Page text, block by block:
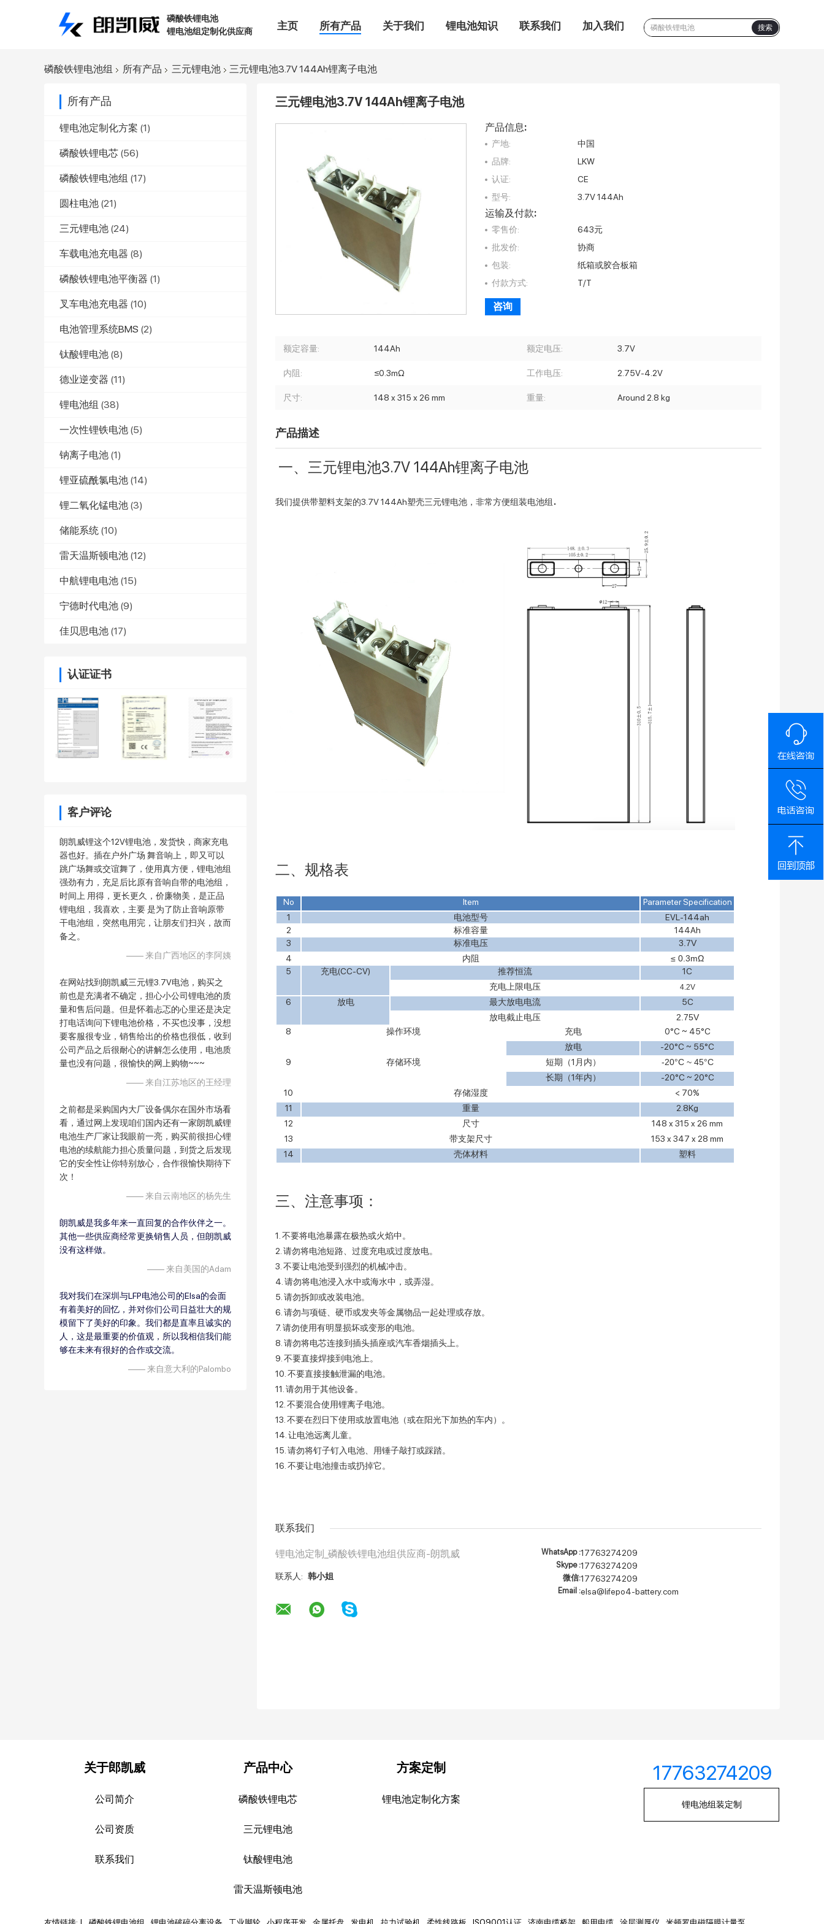
磷酸铁锂电池
锂电池组定制化供应商
主页 所有产品 关于我们 锂电池知识 联系我们 加入我们 搜索
磷酸铁锂电池组 所有产品 三元锂电池 三元锂电池3.7V 144Ah锂离子电池
所有产品
锂电池定制化方案 (1)
磷酸铁锂电芯 (56)
磷酸铁锂电池组 (17)
圆柱电池 (21)
三元锂电池 (24)
车载电池充电器 (8)
磷酸铁锂电池平衡器 (1)
叉车电池充电器 (10)
电池管理系统BMS (2)
钛酸锂电池 (8)
德业逆变器 (11)
锂电池组 (38)
一次性锂铁电池 (5)
钠离子电池 (1)
锂亚硫酰氯电池 (14)
锂二氧化锰电池 (3)
储能系统 (10)
雷天温斯顿电池 (12)
中航锂电电池 (15)
宁德时代电池 (9)
佳贝思电池 (17)
认证证书
客户评论
朗凯威锂这个12V锂电池，发货快，商家充电
器也好。插在户外广场 舞音响上，即又可以
跳广场舞或交谊舞了，使用真方便，锂电池组
强劲有力，充足后比原有音响自带的电池组，
时间上 用得，更长更久，价廉物美，是正品
锂电组，我喜欢，主要 是为了防止音响原带
干电池组，突然电用完，让朋友们扫兴，故而
备之。
—— 来自广西地区的李阿姨
在网站找到朗凯威三元锂3.7V电池，购买之
前也是充满者不确定，担心小公司锂电池的质
量和售后问题。但是怀着忐忑的心里还是决定
打电话询问下锂电池价格，不买也没事，没想
要客服很专业，销售给出的价格也很低，收到
公司产品之后很耐心的讲解怎么使用，电池质
量也没有问题，很愉快的网上购物~~~
—— 来自江苏地区的王经理
之前都是采购国内大厂设备偶尔在国外市场看
看，通过网上发现咱们国内还有一家朗凯威锂
电池生产厂家让我眼前一亮，购买前很担心锂
电池的续航能力担心质量问题，到货之后发现
它的安全性让你特别放心，合作很愉快期待下
次！
—— 来自云南地区的杨先生
朗凯威是我多年来一直回复的合作伙伴之一。
其他一些供应商经常更换销售人员，但朗凯威
没有这样做。
—— 来自美国的Adam
我对我们在深圳与LFP电池公司的Elsa的会面
有着美好的回忆，并对你们公司日益壮大的规
模留下了美好的印象。我们都是直率且诚实的
人，这是最重要的价值观，所以我相信我们能
够在未来有很好的合作或交流。
—— 来自意大利的Palombo
三元锂电池3.7V 144Ah锂离子电池
产品信息:
产地:
中国
品牌:
LKW
认证:
CE
型号:
3.7V 144Ah
运输及付款:
零售价:
643元
批发价:
协商
包装:
纸箱或胶合板箱
付款方式:
T/T
咨询
额定容量: 144Ah 额定电压: 3.7V
内阻: ≤0.3mΩ 工作电压: 2.75V-4.2V
尺寸: 148 x 315 x 26 mm 重量: Around 2.8 kg
产品描述
一、三元锂电池3.7V 144Ah锂离子电池
我们提供带塑料支架的3.7V 144Ah塑壳三元锂电池，非常方便组装电池组 .
二、规格表
No Item
Parameter Specification
1
电池型号
EVL-144ah
2
标准容量
144Ah
3
标准电压
3.7V
4
内阻
≤ 0.3mΩ
5
充电(CC-CV) 推荐恒流
1C
充电上限电压
4.2V
6 放电 最大放电电流
5C
放电截止电压
2.75V
8
操作环境 充电
0°C ~ 45°C
放电
-20°C ~ 55°C
9
存储环境 短期（1 月内）
-20°C ~ 45°C
长期（1年内）
-20°C ~ 20°C
10
存储湿度
< 70%
11
重量
2.8Kg
12
尺寸
148 x 315 x 26 mm
13
带支架尺寸
153 x 347 x 28 mm
14
壳体材料 塑料
三、注意事项：
1. 不要将电池暴露在极热或火焰中。
2. 请勿将电池短路、过度充电或过度放电。
3. 不要让电池受到强烈的机械冲击。
4. 请勿将电池浸入水中或海水中，或弄湿。
5. 请勿拆卸或改装电池。
6. 请勿与项链、硬币或发夹等金属物品一起处理或存放。
7. 请勿使用有明显损坏或变形的电池。
8. 请勿将电芯连接到插头插座或汽车香烟插头上。
9. 不要直接焊接到电池上。
10. 不要直接接触泄漏的电池。
11. 请勿用于其他设备。
12. 不要混合使用锂离子电池。
13. 不要在烈日下使用或放置电池（或在阳光下加热的车内）。
14. 让电池远离儿童。
15. 请勿将钉子钉入电池、用锤子敲打或踩踏。
16. 不要让电池撞击或扔掉它。
联系我们
锂电池定制_磷酸铁锂电池组供应商-朗凯威
联系人: 韩小姐
WhatsApp :17763274209
Skype :17763274209
微信:17763274209
Email :elsa@lifepo4-battery.com
关于郎凯威
公司简介
公司资质
联系我们
产品中心
磷酸铁锂电芯
三元锂电池
钛酸锂电池
雷天温斯顿电池
方案定制
锂电池定制化方案
17763274209
锂电池组装定制